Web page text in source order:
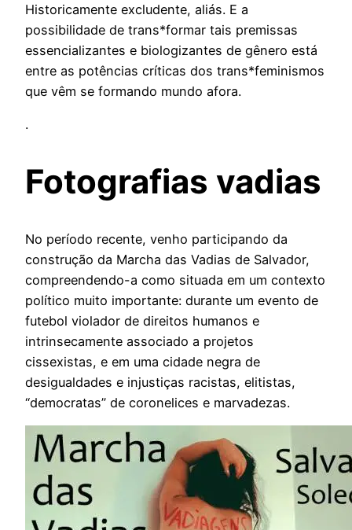
Historicamente excludente, aliás. E a
possibilidade de trans*formar tais premissas
essencializantes e biologizantes de gênero está
entre as potências críticas dos trans*feminismos
que vêm se formando mundo afora.
.
Fotografias vadias
No período recente, venho participando da
construção da Marcha das Vadias de Salvador,
compreendendo-a como situada em um contexto
político muito importante: durante um evento de
futebol violador de direitos humanos e
intrinsecamente associado a projetos
cissexistas, e em uma cidade negra de
desigualdades e injustiças racistas, elitistas,
“democratas” de coronelices e marvadezas.